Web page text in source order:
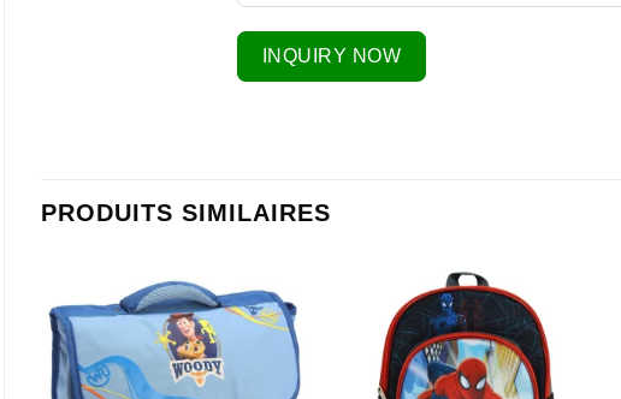
INQUIRY NOW
PRODUITS SIMILAIRES